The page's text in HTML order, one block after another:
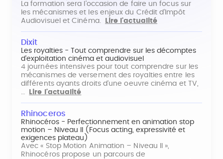
La formation sera l'occasion de faire un focus sur
les mécanismes et les enjeux du Crédit d'Impôt
Audiovisuel et Cinéma.
Lire l'actualité
Dixit
Les royalties - Tout comprendre sur les décomptes
d'exploitation cinéma et audiovisuel
4 journées intensives pour tout comprendre sur les
mécanismes de versement des royalties entre les
différents ayants droits d'une oeuvre cinéma et TV,
…
Lire l'actualité
Rhinoceros
Rhinocéros - Perfectionnement en animation stop
motion – Niveau II (Focus acting, expressivité et
exigences plateau)
Avec « Stop Motion Animation – Niveau II »,
Rhinocéros propose un parcours de